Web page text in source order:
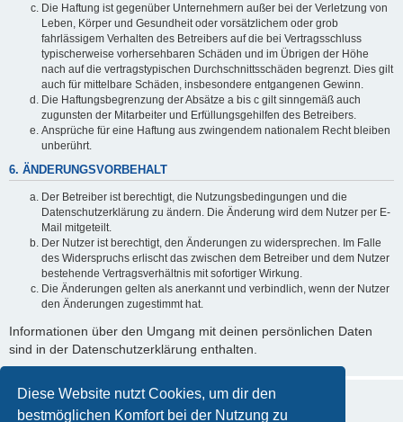
Diese Website nutzt Cookies, um dir den
bestmöglichen Komfort bei der Nutzung zu
Die Haftung ist gegenüber Unternehmern außer bei der Verletzung von
Leben, Körper und Gesundheit oder vorsätzlichem oder grob
fahrlässigem Verhalten des Betreibers auf die bei Vertragsschluss
typischerweise vorhersehbaren Schäden und im Übrigen der Höhe
nach auf die vertragstypischen Durchschnittsschäden begrenzt. Dies gilt
auch für mittelbare Schäden, insbesondere entgangenen Gewinn.
Die Haftungsbegrenzung der Absätze a bis c gilt sinngemäß auch
zugunsten der Mitarbeiter und Erfüllungsgehilfen des Betreibers.
Ansprüche für eine Haftung aus zwingendem nationalem Recht bleiben
unberührt.
6. ÄNDERUNGSVORBEHALT
Der Betreiber ist berechtigt, die Nutzungsbedingungen und die
Datenschutzerklärung zu ändern. Die Änderung wird dem Nutzer per E-
Mail mitgeteilt.
Der Nutzer ist berechtigt, den Änderungen zu widersprechen. Im Falle
des Widerspruchs erlischt das zwischen dem Betreiber und dem Nutzer
bestehende Vertragsverhältnis mit sofortiger Wirkung.
Die Änderungen gelten als anerkannt und verbindlich, wenn der Nutzer
den Änderungen zugestimmt hat.
Informationen über den Umgang mit deinen persönlichen Daten
sind in der Datenschutzerklärung enthalten.